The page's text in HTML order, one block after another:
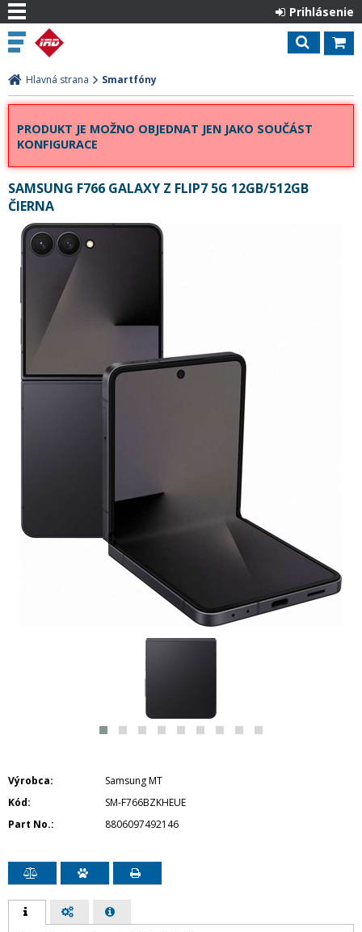
Prihlásenie
Hlavná strana Smartfóny
PRODUKT JE MOŽNO OBJEDNAT JEN JAKO SOUČÁST
KONFIGURACE
SAMSUNG F766 GALAXY Z FLIP7 5G 12GB/512GB
ČIERNA
Výrobca
Samsung MT
Kód
SM-F766BZKHEUE
Part No.
8806097492146